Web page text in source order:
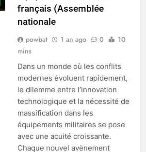
français (Assemblée
nationale
powbat 1 an ago 0
10
mins
Dans un monde où les conflits
modernes évoluent rapidement,
le dilemme entre l’innovation
technologique et la nécessité de
massification dans les
équipements militaires se pose
avec une acuité croissante.
Chaque nouvel avènement